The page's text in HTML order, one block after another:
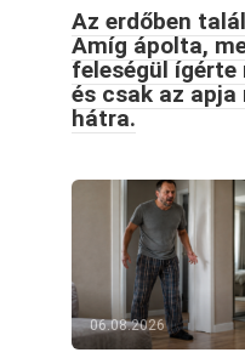
Az erdőben
Amíg ápolta,
feleségül
és csak az
hátra.
06.08.2026